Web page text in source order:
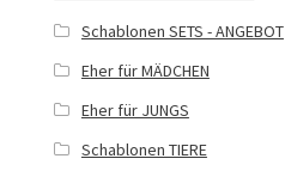
Schablonen SETS - ANGEBOT
Eher für MÄDCHEN
Eher für JUNGS
Schablonen TIERE